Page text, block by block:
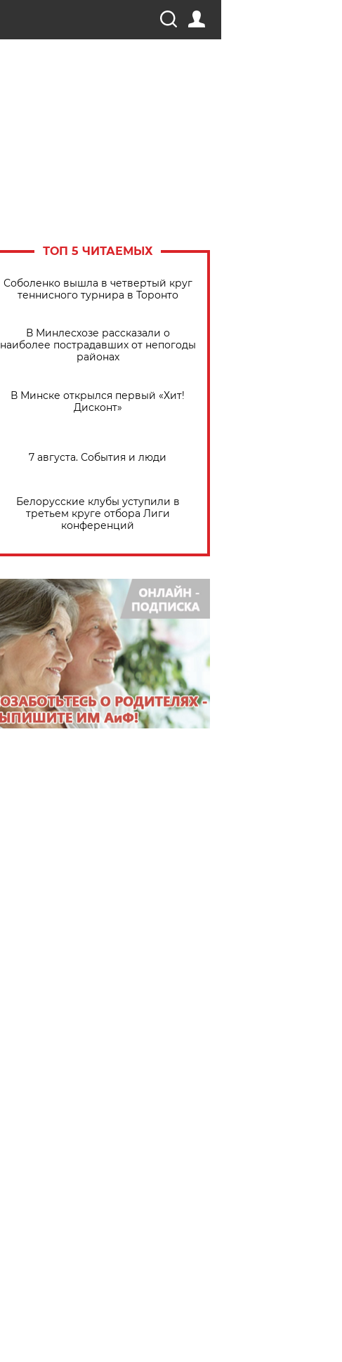
ТОП 5 ЧИТАЕМЫХ
Соболенко вышла в четвертый круг
теннисного турнира в Торонто
В Минлесхозе рассказали о
наиболее пострадавших от непогоды
районах
В Минске открылся первый «Хит!
Дисконт»
7 августа. События и люди
Белорусские клубы уступили в
третьем круге отбора Лиги
конференций